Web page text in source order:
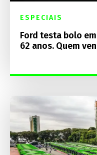
ESPECIAIS
Ford testa bolo
62 anos. Quem